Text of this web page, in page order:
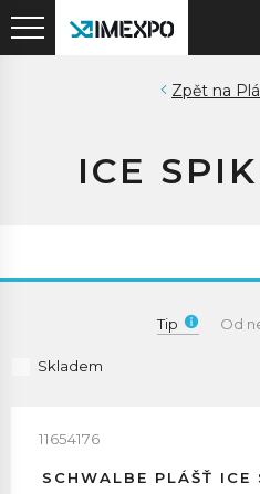
ICE
Tip Od
Skladem
11654176
SCHWALBE PLÁŠŤ